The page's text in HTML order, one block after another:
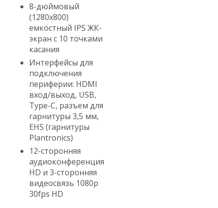
8-дюймовый
(1280x800)
емкостный IPS ЖК-
экран с 10 точками
касания
Интерфейсы для
подключения
периферии: HDMI
вход/выход, USB,
Type-C, разъем для
гарнитуры 3,5 мм,
EHS (гарнитуры
Plantronics)
12-сторонняя
аудиоконференция
HD и 3-сторонняя
видеосвязь 1080p
30fps HD